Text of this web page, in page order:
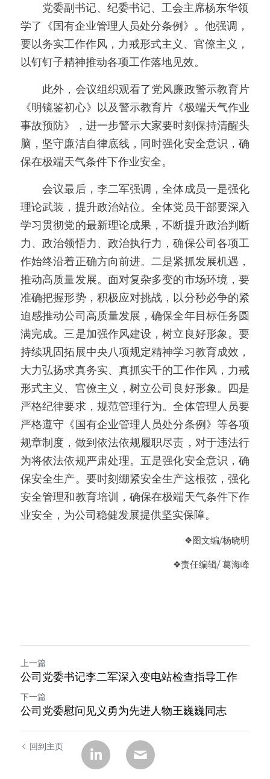
党委副书记、纪委书记、工会主席杨东华领
学了《国有企业管理人员处分条例》。他强调，
要以务实工作作风，力戒形式主义、官僚主义，
以钉钉子精神推动各项工作落地见效。
此外，会议组织观看了党风廉政警示教育片
《明镜鉴初心》以及警示教育片《极端天气作业
事故预防》，进一步警示大家要时刻保持清醒头
脑，坚守廉洁自律底线，同时强化安全意识，确
保在极端天气条件下作业安全。
会议最后，李二军强调，全体成员一是强化
理论武装，提升政治站位。全体党员干部要深入
学习贯彻党的最新理论成果，不断提升政治判断
力、政治领悟力、政治执行力，确保公司各项工
作始终沿着正确方向前进。二是紧抓发展机遇，
推动高质量发展。面对复杂多变的市场环境，要
准确把握形势，积极应对挑战，以分秒必争的紧
迫感推动公司高质量发展，确保全年目标任务圆
满完成。三是加强作风建设，树立良好形象。要
持续巩固拓展中央八项规定精神学习教育成效，
大力弘扬求真务实、真抓实干的工作作风，力戒
形式主义、官僚主义，树立公司良好形象。四是
严格纪律要求，规范管理行为。全体管理人员要
严格遵守《国有企业管理人员处分条例》等各项
规章制度，做到依法依规履职尽责，对于违法行
为将依法依规严肃处理。五是强化安全意识，确
保安全生产。要时刻绷紧安全生产这根弦，强化
安全管理和教育培训，确保在极端天气条件下作
业安全，为公司稳健发展提供坚实保障。
❖图文编/杨晓明
❖责任编辑/ 葛海峰
上一篇
公司党委书记李二军深入变电站检查指导工作
下一篇
公司党委慰问见义勇为先进人物王巍巍同志
回到主页